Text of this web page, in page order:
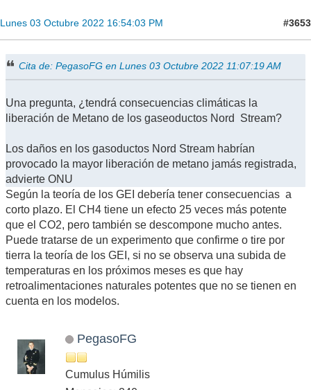
Lunes 03 Octubre 2022 16:54:03 PM #3653
Cita de: PegasoFG en Lunes 03 Octubre 2022 11:07:19 AM
Una pregunta, ¿tendrá consecuencias climáticas la
liberación de Metano de los gaseoductos Nord Stream?
Los daños en los gasoductos Nord Stream habrían
provocado la mayor liberación de metano jamás registrada,
advierte ONU
Según la teoría de los GEI debería tener consecuencias a
corto plazo. El CH4 tiene un efecto 25 veces más potente
que el CO2, pero también se descompone mucho antes.
Puede tratarse de un experimento que confirme o tire por
tierra la teoría de los GEI, si no se observa una subida de
temperaturas en los próximos meses es que hay
retroalimentaciones naturales potentes que no se tienen en
cuenta en los modelos.
PegasoFG
Cumulus Húmilis